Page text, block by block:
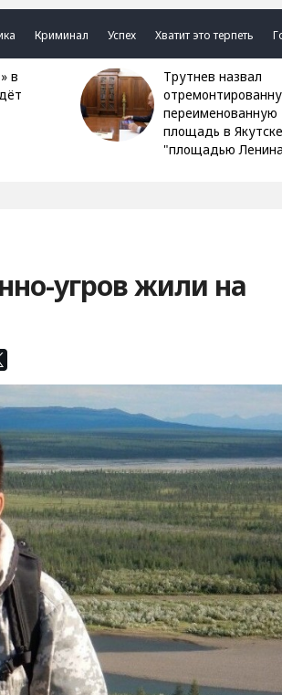
Криминал Успех Хватит это терпеть
Трутнев назвал
переименованную
площадь в Якутске
"площадью
угров жили на